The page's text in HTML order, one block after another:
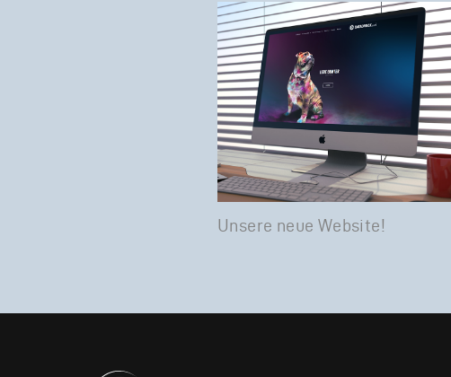
Unsere neue Website!